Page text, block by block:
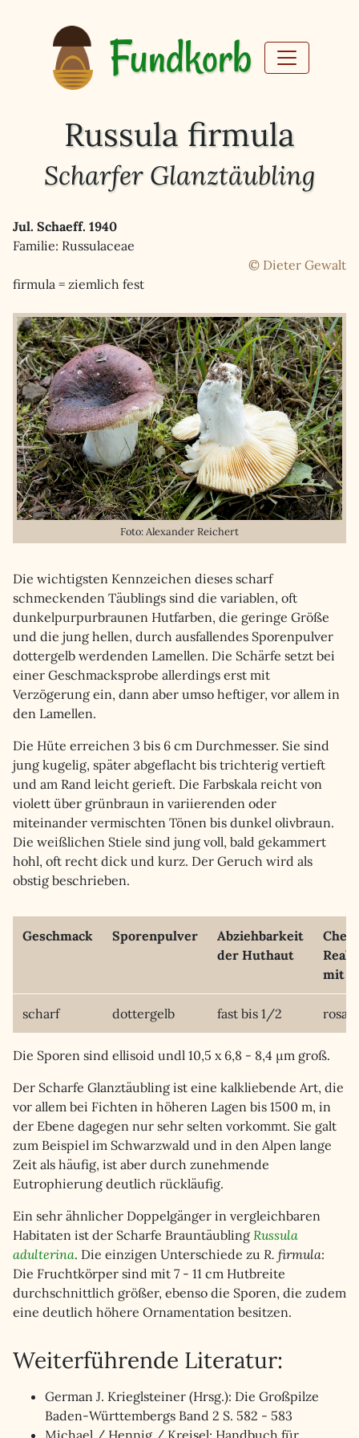
Fundkorb
Russula firmula
Scharfer Glanztäubling
Jul. Schaeff. 1940
Familie: Russulaceae
© Dieter Gewalt
firmula = ziemlich fest
Foto: Alexander Reichert
Die wichtigsten Kennzeichen dieses scharf
schmeckenden Täublings sind die variablen, oft
dunkelpurpurbraunen Hutfarben, die geringe Größe
und die jung hellen, durch ausfallendes Sporenpulver
dottergelb werdenden Lamellen. Die Schärfe setzt bei
einer Geschmacksprobe allerdings erst mit
Verzögerung ein, dann aber umso heftiger, vor allem in
den Lamellen.
Die Hüte erreichen 3 bis 6 cm Durchmesser. Sie sind
jung kugelig, später abgeflacht bis trichterig vertieft
und am Rand leicht gerieft. Die Farbskala reicht von
violett über grünbraun in variierenden oder
miteinander vermischten Tönen bis dunkel olivbraun.
Die weißlichen Stiele sind jung voll, bald gekammert
hohl, oft recht dick und kurz. Der Geruch wird als
obstig beschrieben.
Geschmack Sporenpulver
Abziehbarkeit
der Huthaut
mit
scharf dottergelb fast bis 1/2 rosa
Die Sporen sind ellisoid undl 10,5 x 6,8 - 8,4 µm groß.
Der Scharfe Glanztäubling ist eine kalkliebende Art, die
vor allem bei Fichten in höheren Lagen bis 1500 m, in
der Ebene dagegen nur sehr selten vorkommt. Sie galt
zum Beispiel im Schwarzwald und in den Alpen lange
Zeit als häufig, ist aber durch zunehmende
Eutrophierung deutlich rückläufig.
Ein sehr ähnlicher Doppelgänger in vergleichbaren
Habitaten ist der Scharfe Brauntäubling Russula
adulterina. Die einzigen Unterschiede zu R. firmula:
Die Fruchtkörper sind mit 7 - 11 cm Hutbreite
durchschnittlich größer, ebenso die Sporen, die zudem
eine deutlich höhere Ornamentation besitzen.
Weiterführende Literatur:
German J. Krieglsteiner (Hrsg.): Die Großpilze
Baden-Württembergs Band 2 S. 582 - 583
Michael / Hennig / Kreisel: Handbuch für